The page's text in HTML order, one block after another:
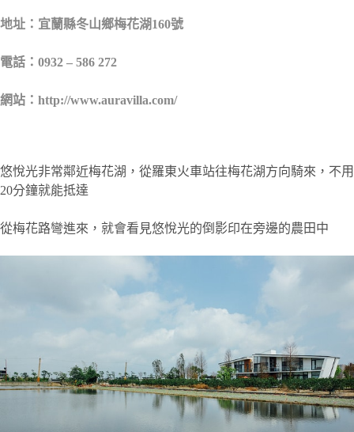
地址：宜蘭縣冬山鄉梅花湖160號
電話：0932 – 586 272
網站：http://www.auravilla.com/
悠悅光非常鄰近梅花湖，從羅東火車站往梅花湖方向騎來，不用
20分鐘就能抵達
從梅花路彎進來，就會看見悠悅光的倒影印在旁邊的農田中